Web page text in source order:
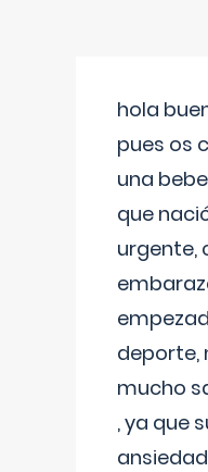
hola
pues os
una
que
urgente,
deporte,
mucho
, ya que